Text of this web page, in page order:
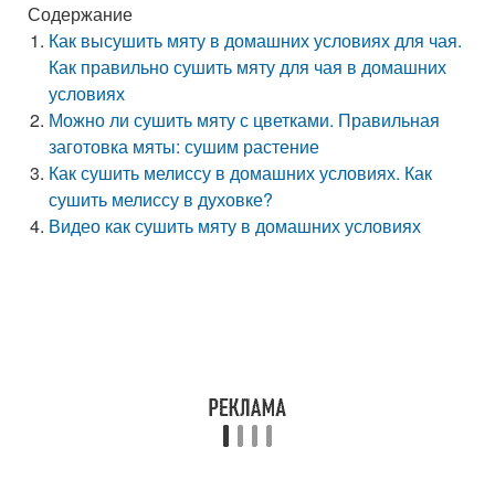
Содержание
Как высушить мяту в домашних условиях для чая.
Как правильно сушить мяту для чая в домашних
условиях
Можно ли сушить мяту с цветками. Правильная
заготовка мяты: сушим растение
Как сушить мелиссу в домашних условиях. Как
сушить мелиссу в духовке?
Видео как сушить мяту в домашних условиях